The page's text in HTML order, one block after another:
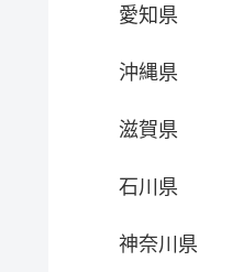
愛知県
沖縄県
滋賀県
石川県
神奈川県